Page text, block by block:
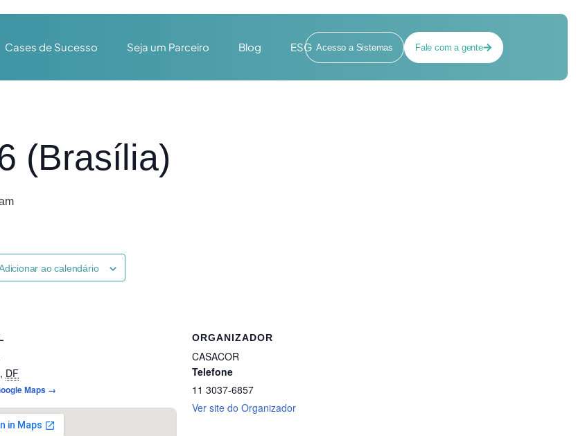
Cases de Sucesso Seja um Parceiro Blog ESG Acesso a Sistemas Fale com a gente
(Brasília)
ao calendário
, DF
Maps →
ORGANIZADOR
CASACOR
Telefone
11 3037-6857
Ver site do Organizador